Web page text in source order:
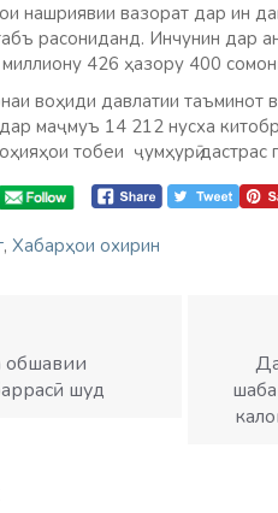
нашриявии вазорат дар ин
расониданд. Инчунин дар
426 ҳазору 400
воҳиди давлатии таъминот
маҷмуъ 14 212 нусха
тобеи ҷумҳурӣ
, Хабарҳои охирин
обшавии
шуд